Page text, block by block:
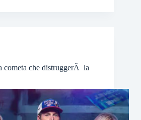
che distruggerÃ la